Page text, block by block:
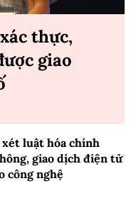
thực,
giao
luật hóa chính
giao dịch điện tử
công nghệ